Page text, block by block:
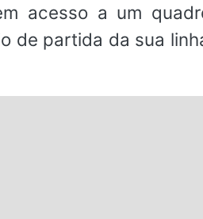
acesso a um
de partida da sua